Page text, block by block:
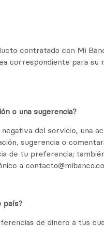
contratado con Mi
correspondiente para
o una sugerencia?
del servicio, una
sugerencia o
de tu preferencia;
a
país?
de dinero a tus